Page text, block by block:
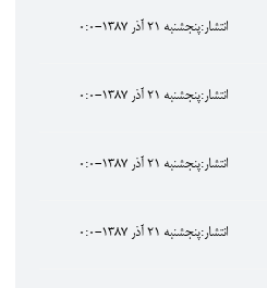
انتشار:پنجشنبه 21 آذر 1387-0:0
انتشار:پنجشنبه 21 آذر 1387-0:0
انتشار:پنجشنبه 21 آذر 1387-0:0
انتشار:پنجشنبه 21 آذر 1387-0:0